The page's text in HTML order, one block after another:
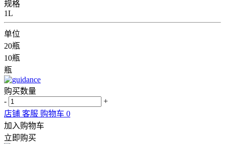
规格
1L
单位
20瓶
10瓶
瓶
购买数量
-
+
店铺 客服 购物车 0
加入购物车
立即购买